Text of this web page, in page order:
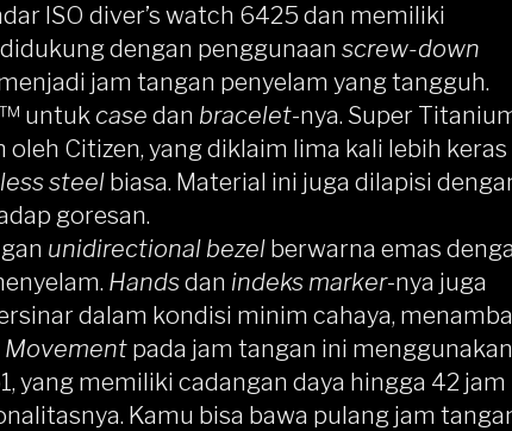
ISO diver’s watch 6425 dan memiliki
dengan penggunaan screw-down
jam tangan penyelam yang tangguh.
untuk case dan bracelet-nya. Super
Citizen, yang diklaim lima kali lebih keras
steel biasa. Material ini juga dilapisi
goresan.
unidirectional bezel berwarna emas
Handsdan indeks marker-nya juga
dalam kondisi minim cahaya,
Movement pada jam tangan ini menggunakan
yang memiliki cadangan daya hingga 42 jam
Kamu bisa bawa pulang jam